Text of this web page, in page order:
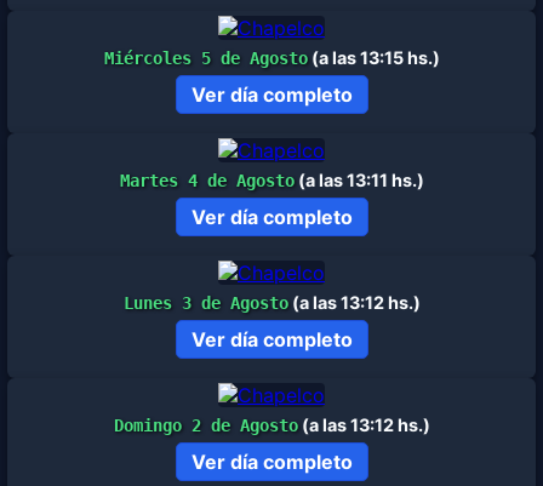
Miércoles 5 de Agosto(a las 13:15 hs.)
Ver día completo
Martes 4 de Agosto(a las 13:11 hs.)
Ver día completo
Lunes 3 de Agosto(a las 13:12 hs.)
Ver día completo
Domingo 2 de Agosto(a las 13:12 hs.)
Ver día completo